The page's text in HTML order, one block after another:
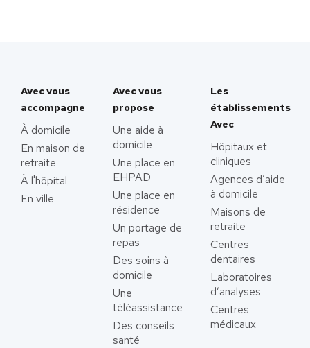
Avec vous
accompagne
À domicile
En maison de
retraite
À l'hôpital
En ville
Avec vous
propose
Une aide à
domicile
Une place en
EHPAD
Une place en
résidence
Un portage de
repas
Des soins à
domicile
Une
téléassistance
Des conseils
santé
Les
établissements
Avec
Hôpitaux et
cliniques
Agences d’aide
à domicile
Maisons de
retraite
Centres
dentaires
Laboratoires
d’analyses
Centres
médicaux